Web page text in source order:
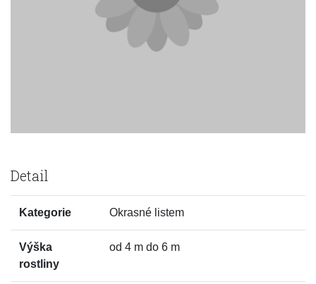
Detail
Kategorie Okrasné listem
Výška
rostliny
od 4 m do 6 m